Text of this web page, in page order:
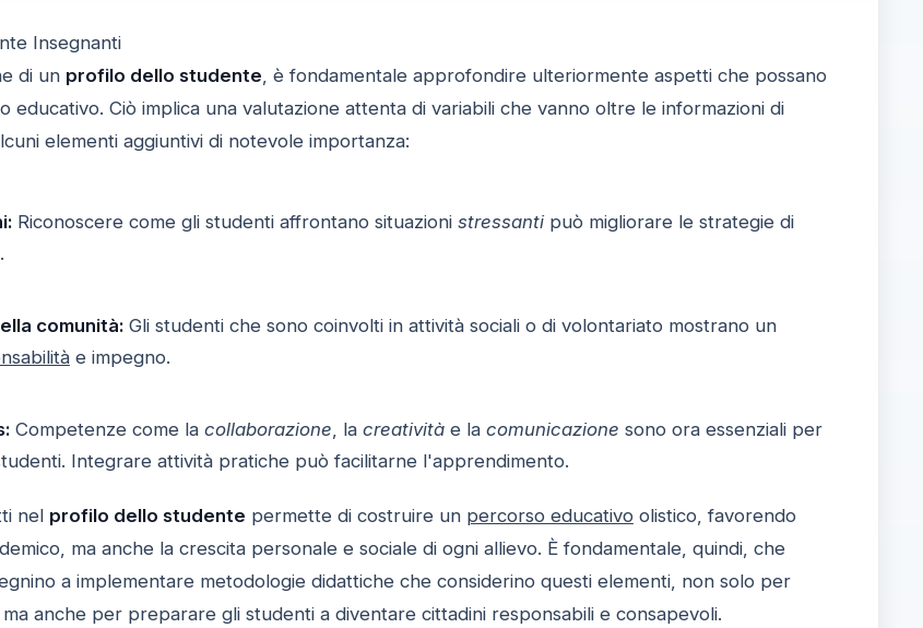
Insegnanti
di un profilo dello studente, è fondamentale approfondire ulteriormente aspetti che possano
educativo. Ciò implica una valutazione attenta di variabili che vanno oltre le informazioni di
elementi aggiuntivi di notevole importanza:
Riconoscere come gli studenti affrontano situazioni stressantipuò migliorare le strategie di
comunità:Gli studenti che sono coinvolti in attività sociali o di volontariato mostrano un
e impegno.
Competenze come la collaborazione, la creativitàe la comunicazione sono ora essenziali per
Integrare attività pratiche può facilitarne l'apprendimento.
nel profilo dello studente permette di costruire un percorso educativo olistico, favorendo
ma anche la crescita personale e sociale di ogni allievo. È fondamentale, quindi, che
a implementare metodologie didattiche che considerino questi elementi, non solo per
anche per preparare gli studenti a diventare cittadini responsabili e consapevoli.